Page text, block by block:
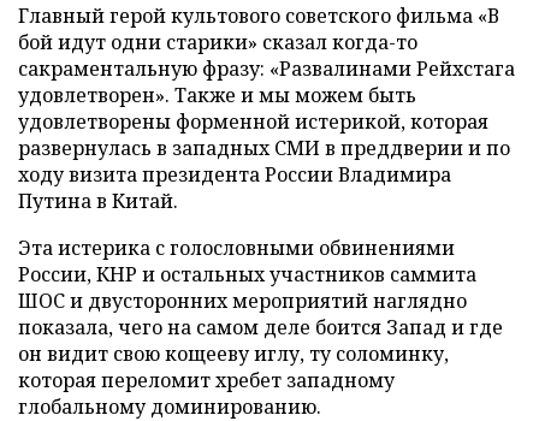
Главный герой культового советского фильма «В
бой идут одни старики» сказал когда-то
сакраментальную фразу: «Развалинами Рейхстага
удовлетворен». Также и мы можем быть
удовлетворены форменной истерикой, которая
развернулась в западных СМИ в преддверии и по
ходу визита президента России Владимира
Путина в Китай.
Эта истерика с голословными обвинениями
России, КНР и остальных участников саммита
ШОС и двусторонних мероприятий наглядно
показала, чего на самом деле боится Запад и где
он видит свою кощееву иглу, ту соломинку,
которая переломит хребет западному
глобальному доминированию.